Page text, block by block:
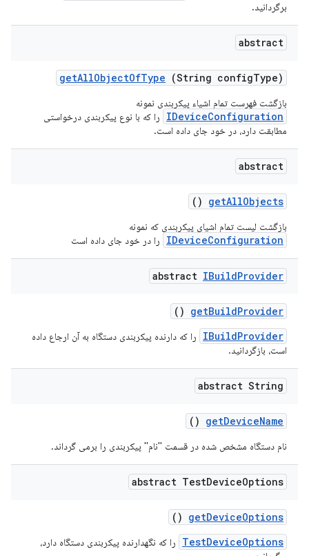
برگردانید.
abstract
getAllObjectOfType (String configType)
بازگشت فهرست تمام اشیاء پیکربندی نمونه
IDeviceConfiguration
را که با نوع پیکربندی درخواستی
مطابقت دارد، در خود جای داده است.
abstract
getAllObjects
()
بازگشت لیست تمام اشیای پیکربندی که نمونه
IDeviceConfiguration را در خود جای داده است
abstract IBuildProvider
getBuildProvider
()
IBuildProvider
را که دارنده پیکربندی دستگاه به آن ارجاع داده
است، بازگردانید.
abstract String
getDeviceName
()
نام دستگاه مشخص شده در قسمت "نام" پیکربندی را برمی گرداند.
abstract TestDeviceOptions
getDeviceOptions
()
TestDeviceOptions
را که نگهدارنده پیکربندی دستگاه دارد،